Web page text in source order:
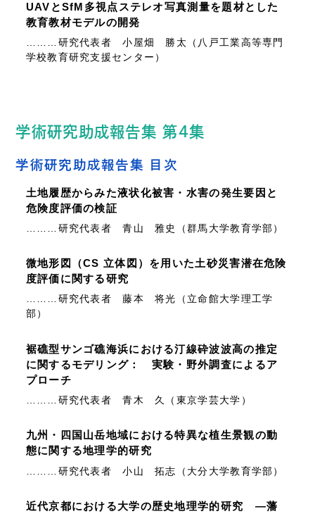
UAVとSfM多視点ステレオ写真測量を題材とした
教育教材モデルの開発
………研究代表者 小屋畑 勝太（八戸工業高等専門
学校教育研究支援センター）
学術研究助成報告集 第4集
学術研究助成報告集 目次
土地履歴からみた液状化被害・水害の発生要因と
危険度評価の検証
………研究代表者 青山 雅史（群馬大学教育学部）
微地形図（CS 立体図）を用いた土砂災害潜在危険
度評価に関する研究
………研究代表者 藤本 将光（立命館大学理工学
部）
裾礁型サンゴ礁海浜における汀線砕波波高の推定
に関するモデリング： 実験・野外調査によるア
プローチ
………研究代表者 青木 久（東京学芸大学）
九州・四国山岳地域における特異な植生景観の動
態に関する地理学的研究
………研究代表者 小山 拓志（大分大学教育学部）
近代京都における大学の歴史地理学的研究 ―藩